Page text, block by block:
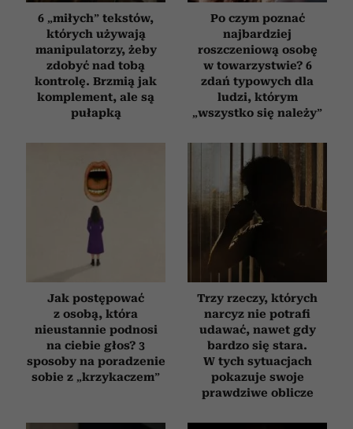
6 „miłych” tekstów,
których używają
manipulatorzy, żeby
zdobyć nad tobą
kontrolę. Brzmią jak
komplement, ale są
pułapką
Po czym poznać
najbardziej
roszczeniową osobę
w towarzystwie? 6
zdań typowych dla
ludzi, którym
„wszystko się należy”
Jak postępować
z osobą, która
nieustannie podnosi
na ciebie głos? 3
sposoby na poradzenie
sobie z „krzykaczem”
Trzy rzeczy, których
narcyz nie potrafi
udawać, nawet gdy
bardzo się stara.
W tych sytuacjach
pokazuje swoje
prawdziwe oblicze